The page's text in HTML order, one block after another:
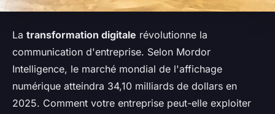
La transformation digitale révolutionne la
communication d'entreprise. Selon Mordor
Intelligence, le marché mondial de l'affichage
numérique atteindra 34,10 milliards de dollars en
2025. Comment votre entreprise peut-elle exploiter